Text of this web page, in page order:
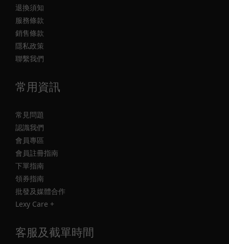
退換須知
服務條款
銷售條款
隱私政策
聯繫我們
常用資訊
常見問題
認識我們
會員專區
會員註冊指南
下單指南
領券指南
批發及媒體合作
Lexy Care +
客服及截單時間